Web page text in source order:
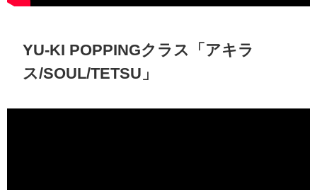
YU-KI POPPINGクラス「アキラ
ス/SOUL/TETSU」